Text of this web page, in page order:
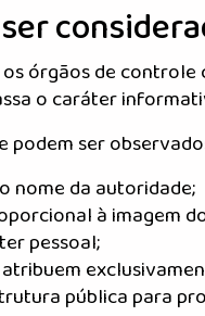
órgãos de
o caráter
podem ser
nome da autoridade;
à imagem
pessoal;
pública para